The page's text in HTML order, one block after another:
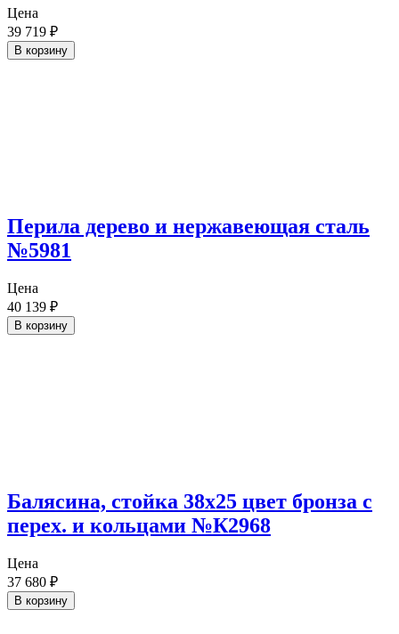
Цена
39 719 ₽
В корзину
Перила дерево и нержавеющая сталь
№5981
Цена
40 139 ₽
В корзину
Балясина, стойка 38х25 цвет бронза с
перех. и кольцами №К2968
Цена
37 680 ₽
В корзину